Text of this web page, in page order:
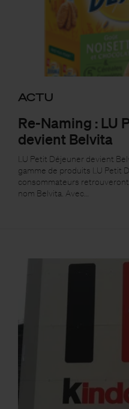
ACTU
Re-Naming : LU
devient Belvita
LU Petit Déjeuner devient
gamme de produits LU Petit
consommateurs
nom Belvita. Avec…